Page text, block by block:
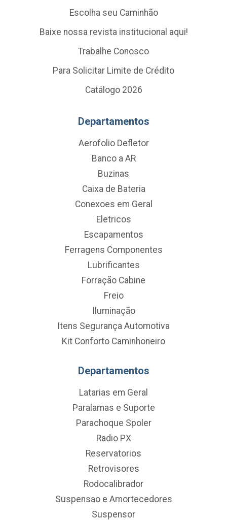
Escolha seu Caminhão
Baixe nossa revista institucional aqui!
Trabalhe Conosco
Para Solicitar Limite de Crédito
Catálogo 2026
Departamentos
Aerofolio Defletor
Banco a AR
Buzinas
Caixa de Bateria
Conexoes em Geral
Eletricos
Escapamentos
Ferragens Componentes
Lubrificantes
Forração Cabine
Freio
Iluminação
Itens Segurança Automotiva
Kit Conforto Caminhoneiro
Departamentos
Latarias em Geral
Paralamas e Suporte
Parachoque Spoler
Radio PX
Reservatorios
Retrovisores
Rodocalibrador
Suspensao e Amortecedores
Suspensor